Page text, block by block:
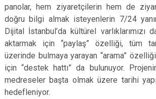
panolar, hem ziyaretçilerin hem de
doğru bilgi almak isteyenlerin 7/24
Dijital İstanbul’da kültürel varlıklarımızı
aktarmak için “paylaş” özelliği, tüm
üzerinde bulmaya yarayan “arama”
için “destek hattı” da bulunuyor.
medreseler başta olmak üzere tarihi
hedefleniyor.